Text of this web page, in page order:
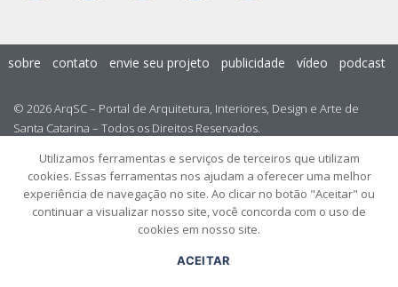
© 2026 ArqSC – Portal de Arquitetura, Interiores, Design e Arte de
Santa Catarina – Todos os Direitos Reservados.
sobre contato envie seu projeto publicidade vídeo podcast
Utilizamos ferramentas e serviços de terceiros que utilizam
cookies. Essas ferramentas nos ajudam a oferecer uma melhor
experiência de navegação no site. Ao clicar no botão "Aceitar" ou
continuar a visualizar nosso site, você concorda com o uso de
cookies em nosso site.
ACEITAR